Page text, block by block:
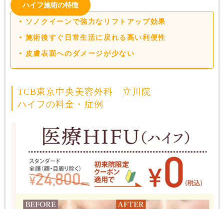
ハイフ施術の特徴
ソノクイーンで強力なリフトアップ効果
施術後すぐ日常生活に戻れる高い利便性
皮膚表面へのダメージが少ない
TCB東京中央美容外科 立川院
ハイフの料金・症例